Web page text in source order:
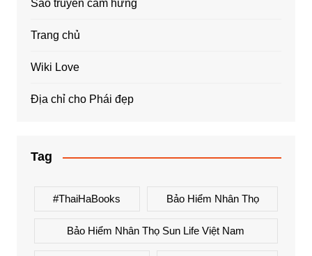
Sao truyền cảm hứng
Trang chủ
Wiki Love
Địa chỉ cho Phái đẹp
Tag
#ThaiHaBooks Bảo Hiểm Nhân Thọ
Bảo Hiểm Nhân Thọ Sun Life Việt Nam